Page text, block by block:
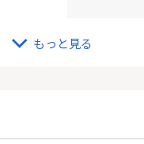
もっと見る